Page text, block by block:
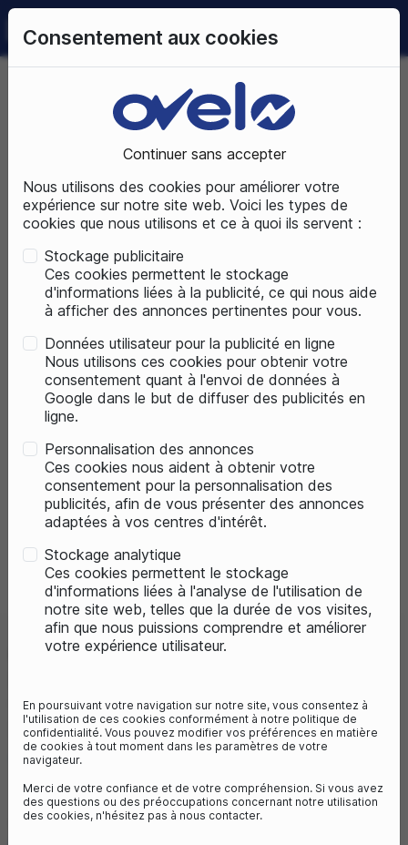
Consentement aux cookies
Continuer sans accepter
Nous utilisons des cookies pour améliorer votre
expérience sur notre site web. Voici les types de
cookies que nous utilisons et ce à quoi ils servent :
Stockage publicitaire
Ces cookies permettent le stockage
d'informations liées à la publicité, ce qui nous aide
à afficher des annonces pertinentes pour vous.
Données utilisateur pour la publicité en ligne
Nous utilisons ces cookies pour obtenir votre
consentement quant à l'envoi de données à
Google dans le but de diffuser des publicités en
ligne.
Personnalisation des annonces
Ces cookies nous aident à obtenir votre
consentement pour la personnalisation des
publicités, afin de vous présenter des annonces
adaptées à vos centres d'intérêt.
Stockage analytique
Ces cookies permettent le stockage
d'informations liées à l'analyse de l'utilisation de
notre site web, telles que la durée de vos visites,
afin que nous puissions comprendre et améliorer
votre expérience utilisateur.
En poursuivant votre navigation sur notre site, vous consentez à
l'utilisation de ces cookies conformément à notre politique de
confidentialité. Vous pouvez modifier vos préférences en matière
de cookies à tout moment dans les paramètres de votre
navigateur.
Merci de votre confiance et de votre compréhension. Si vous avez
des questions ou des préoccupations concernant notre utilisation
des cookies, n'hésitez pas à nous contacter.
09 72 50 25 70 LUNDI AU SAMEDIDE 10H À 19H
Pièces détachées
Nos marques accessoires
PIÈCES DÉTACHÉES
Previous
CUBE PART'S ACID CARRIER
Référence :CUB-093122-0000-00
39,95 €
1avis
SÉLECTIONNEZ VOTRE TAILLE FR :